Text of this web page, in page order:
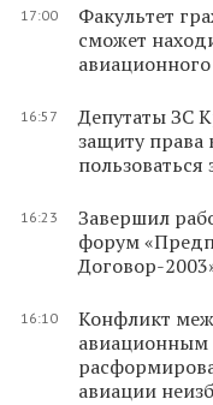
17:00
Факультет
сможет
16:57
Депутаты ЗС
защиту права
пользоваться
16:23
Завершил
форум
Договор-
16:10
Конфликт
авиационным
авиации